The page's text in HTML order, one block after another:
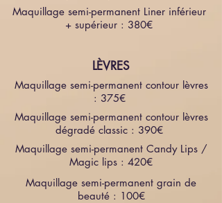
Maquillage semi-permanent Liner inférieur
+ supérieur : 380€
LÈVRES
Maquillage semi-permanent contour lèvres
: 375€
Maquillage semi-permanent contour lèvres
dégradé classic : 390€
Maquillage semi-permanent Candy Lips /
Magic lips : 420€
Maquillage semi-permanent grain de
beauté : 100€